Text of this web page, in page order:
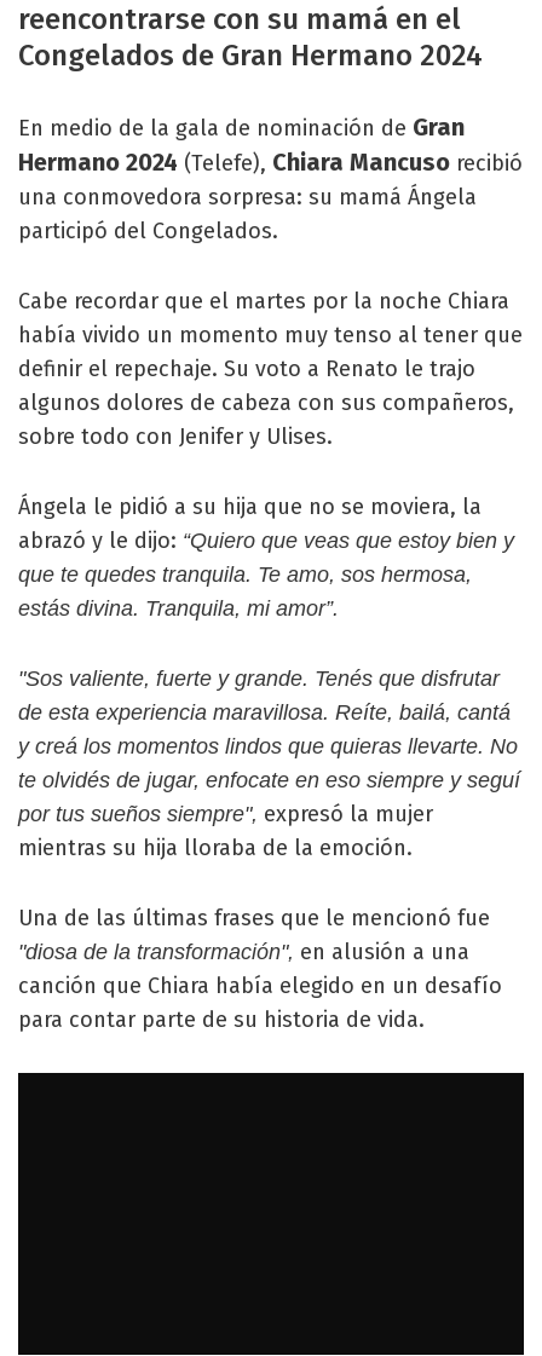
reencontrarse con su mamá en el
Congelados de Gran Hermano 2024
En medio de la gala de nominación de Gran
Hermano 2024 (Telefe), Chiara Mancuso recibió
una conmovedora sorpresa: su mamá Ángela
participó del Congelados.
Cabe recordar que el martes por la noche Chiara
había vivido un momento muy tenso al tener que
definir el repechaje. Su voto a Renato le trajo
algunos dolores de cabeza con sus compañeros,
sobre todo con Jenifer y Ulises.
Ángela le pidió a su hija que no se moviera, la
abrazó y le dijo: “Quiero que veas que estoy bien y
que te quedes tranquila. Te amo, sos hermosa,
estás divina. Tranquila, mi amor”.
"Sos valiente, fuerte y grande. Tenés que disfrutar
de esta experiencia maravillosa. Reíte, bailá, cantá
y creá los momentos lindos que quieras llevarte. No
te olvidés de jugar, enfocate en eso siempre y seguí
por tus sueños siempre", expresó la mujer
mientras su hija lloraba de la emoción.
Una de las últimas frases que le mencionó fue
"diosa de la transformación", en alusión a una
canción que Chiara había elegido en un desafío
para contar parte de su historia de vida.